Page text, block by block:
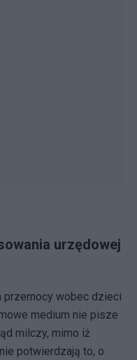
urzędowej
przemocy wobec dzieci
medium nie pisze
milczy, mimo iż
potwierdzają to, o